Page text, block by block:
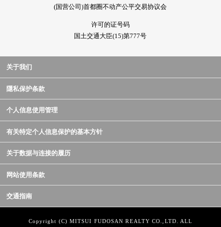
(国营公司)首都圈不动产公平交易协议会
许可的证号码
国土交通大臣(15)第777号
关于我们
隱私保护条款
个人信息使用管理
有关特定个人信息保护的基本方针
关于数据与连接的履历
网站使用条款
交通指南
Copyright (C) MITSUI FUDOSAN REALTY CO.,LTD. ALL